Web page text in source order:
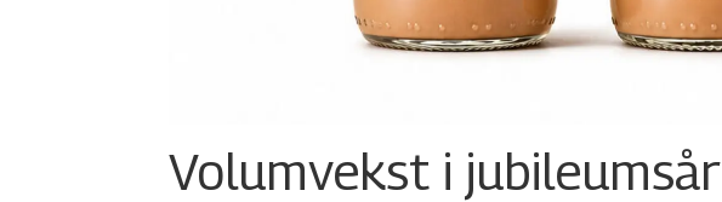
Volumvekst i jubileumsår